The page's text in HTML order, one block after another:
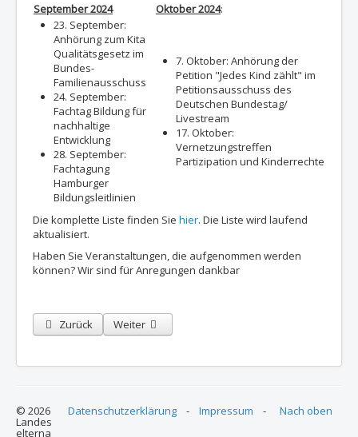
September 2024
Oktober 2024:
23. September:
Anhörung zum Kita
Qualitätsgesetz im
Bundes-
Familienausschuss
24. September:
Fachtag Bildung für
nachhaltige
Entwicklung
28. September:
Fachtagung
Hamburger
Bildungsleitlinien
7. Oktober: Anhörung der
Petition "Jedes Kind zählt" im
Petitionsausschuss des
Deutschen Bundestag/
Livestream
17. Oktober:
Vernetzungstreffen
Partizipation und Kinderrechte
Die komplette Liste finden Sie hier. Die Liste wird laufend
aktualisiert.
Haben Sie Veranstaltungen, die aufgenommen werden
können? Wir sind für Anregungen dankbar
Vorheriger Beitrag: Der neue LEA Newsletter ist online - Zehnte
Zurück Nächster Beitrag: LEA Pressemitteilung zur
Weiter
Nach oben
Datenschutzerklärung - Impressum -
© 2026
Landes
elterna